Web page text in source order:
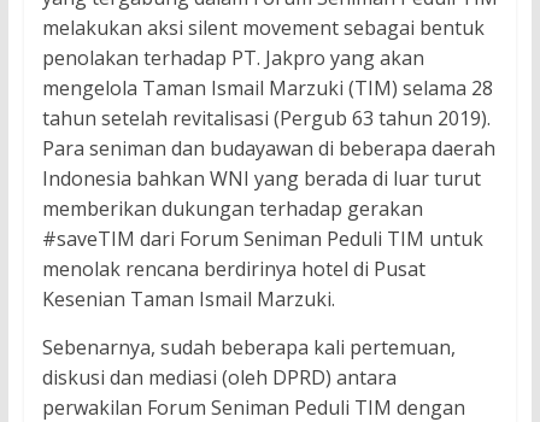
melakukan aksi silent movement sebagai bentuk
penolakan terhadap PT. Jakpro yang akan
mengelola Taman Ismail Marzuki (TIM) selama 28
tahun setelah revitalisasi (Pergub 63 tahun 2019).
Para seniman dan budayawan di beberapa daerah
Indonesia bahkan WNI yang berada di luar turut
memberikan dukungan terhadap gerakan
#saveTIM dari Forum Seniman Peduli TIM untuk
menolak rencana berdirinya hotel di Pusat
Kesenian Taman Ismail Marzuki.
Sebenarnya, sudah beberapa kali pertemuan,
diskusi dan mediasi (oleh DPRD) antara
perwakilan Forum Seniman Peduli TIM dengan